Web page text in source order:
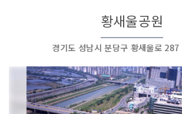
황새울공원
경기도 성남시 분당구 황새울로